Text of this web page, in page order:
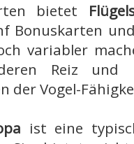
bietet
Bonuskarten
variabler
Reiz und
der Vogel-
ist eine